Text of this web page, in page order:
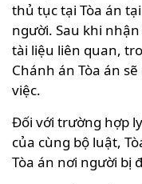
thủ tục tại Tòa án
người. Sau khi
tài liệu liên quan,
Chánh án Tòa án
việc.
Đối với trường hợp
của cùng bộ luật,
Tòa án nơi người bị